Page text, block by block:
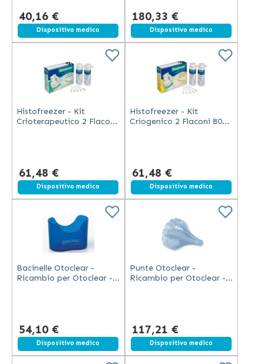
40,16 €
Dispositivo medico
180,33 €
Dispositivo medico
Histofreezer - Kit
Crioterapeutico 2 Flaconi
61,48 €
Dispositivo medico
Histofreezer - Kit
Criogenico 2 Flaconi 80ml
61,48 €
Dispositivo medico
Bacinelle Otoclear -
Ricambio per Otoclear -
54,10 €
Dispositivo medico
Punte Otoclear -
Ricambio per Otoclear -
117,21 €
Dispositivo medico